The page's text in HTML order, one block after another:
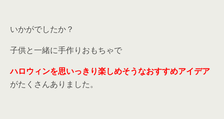
いかがでしたか？
子供と一緒に手作りおもちゃで
ハロウィンを思いっきり楽しめそうなおすすめアイデア
がたくさんありました。